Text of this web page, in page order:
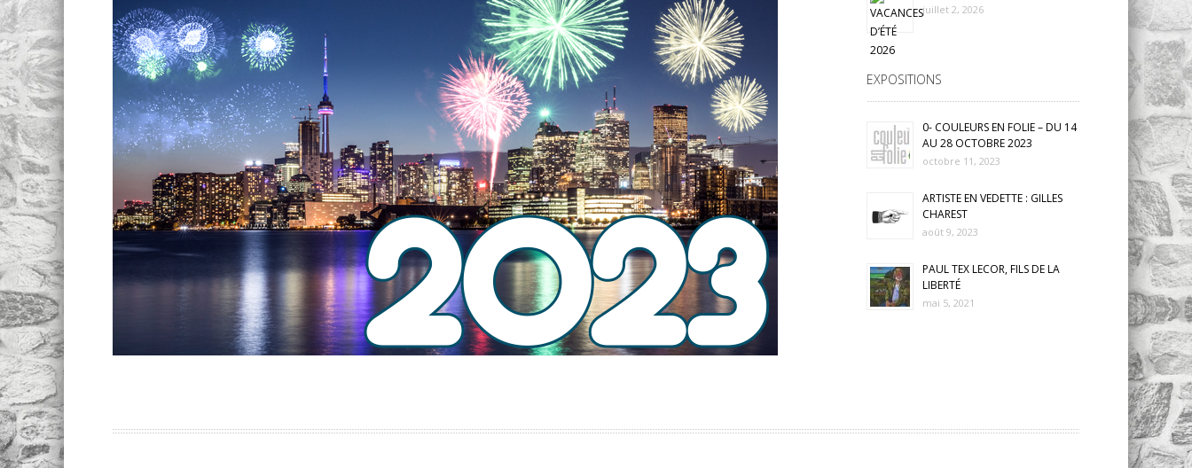
juillet 2, 2026
EXPOSITIONS
0- COULEURS EN FOLIE – DU 14
AU 28 OCTOBRE 2023
octobre 11, 2023
ARTISTE EN VEDETTE : GILLES
CHAREST
août 9, 2023
PAUL TEX LECOR, FILS DE LA
LIBERTÉ
mai 5, 2021